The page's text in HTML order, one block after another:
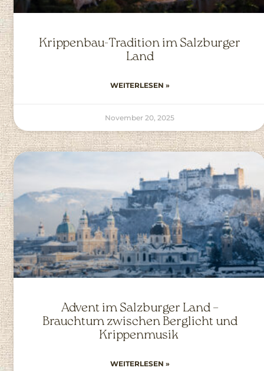
Krippenbau-Tradition im Salzburger
Land
WEITERLESEN »
November 20, 2025
Advent im Salzburger Land –
Brauchtum zwischen Berglicht und
Krippenmusik
WEITERLESEN »